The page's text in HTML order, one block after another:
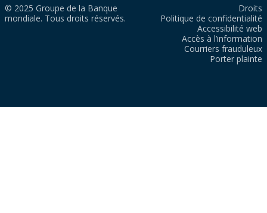
© 2025 Groupe de la Banque
mondiale. Tous droits réservés.
Droits
Politique de confidentialité
Accessibilité web
Accès à l’information
Courriers frauduleux
Porter plainte